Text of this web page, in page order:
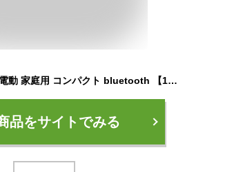
ルームランナー 静音 電動 家庭用 コンパクト bluetooth 【1年保証】
品をサイトでみる